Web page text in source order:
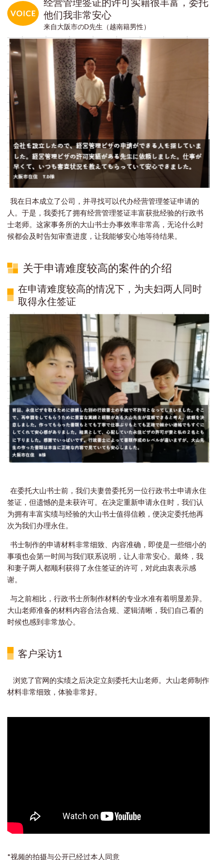
他们我非常安心
来自大阪市のD先生（越南籍男性）
我在日本成立了公司，并寻找可以代办经营管理签证申请的
人。于是，我委托了拥有经营管理签证丰富获批经验的行政书
士老师。这家事务所的大山书士办事效率非常高，无论什么时
候都会及时告知审查进度，让我能够安心地等待结果。
关于申请难度较高的案件的介绍
在申请难度较高的情况下，为夫妇两人同时
取得永住签证
在委托大山书士前，我们夫妻曾委托另一位行政书士申请永住
签证，但遗憾的是未获许可。 在决定重新申请永住时，我们认
为拥有丰富实绩与经验的大山书士值得信赖，便决定委托他再
次为我们办理永住。
书士制作的申请材料非常细致、内容准确，即使是一些细小的
事项也会第一时间与我们联系说明，让人非常安心。 最终，我
和妻子两人都顺利获得了永住签证的许可，对此由衷表示感
谢。
与之前相比，行政书士所制作材料的专业水准有着明显差异。
大山老师准备的材料内容合法合规、逻辑清晰，我们自己看的
时候也感到非常放心。
客户采访1
浏览了官网的实绩之后决定立刻委托大山老师。大山老师制作
材料非常细致，体验非常好。
*视频的拍摄与公开已经过本人同意